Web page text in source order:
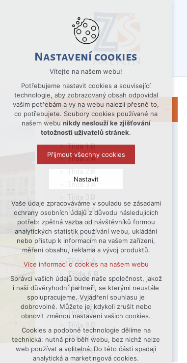
TŘÍDY
Třída 1.A
Třída 1.B
Třída 2.A
Třída 2.B
Třída 3.A
Třída 4.A
Třída 4.B
Třída 5.A
Třída 5.B
Třída 6.A
Třída 6.B
Třída 7.A
Třída 7.B
Třída 8.A
Třída 8.B
Třída 9.A
Třída 9.B
Nastavení cookies
Vítejte na našem webu!
Potřebujeme nastavit cookies a související
technologie, aby zobrazovaný obsah odpovídal
vašim potřebám a vy na webu nalezli přesně to,
co potřebujete. Soubory cookies používané na
našem webu nikdy neslouží ke zjišťování
totožnosti uživatelů stránek.
Přijmout všechny cookies
Nastavit
Technická cookies
nutná pro provozování webu
udržení kontextu stránek (session):
případná přihlášení, volby jazyka, apod.
Volitelná cookies
analytická pro anonymizované
vyhodnocení návštěvnosti
marketingová cookies (Google)
Více informací o cookies na našem webu
Přijmout všechny cookies
Odmítnout vše
Vaše údaje zpracováváme v souladu se zásadami
ochrany osobních údajů z důvodu následujících
potřeb: zpětná vazba od návštěvníků formou
analytických statistik používání webu, ukládání
nebo přístup k informacím na vašem zařízení,
měření obsahu, reklama a vývoj produktů.
Více informací o cookies na našem webu
Správci vašich údajů bude naše společnost, jakož
i naši důvěryhodní partneři, se kterými neustále
spolupracujeme. Vyjádření souhlasu je
dobrovolné. Můžete jej kdykoli zrušit nebo
obnovit změnou nastavení vašich cookies.
Cookies a podobné technologie dělíme na
technická: nutná pro běh webu, bez nichž nelze
web používat a volitelná. Do této části spadají
analytická a marketingová cookies.